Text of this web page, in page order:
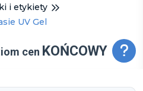
i etykiety
UV Gel
cen KOŃCOWY